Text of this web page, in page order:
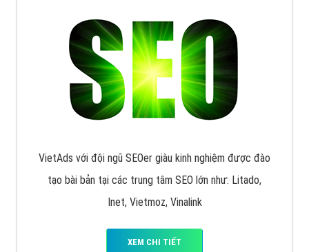
VietAds với đội ngũ SEOer giàu kinh nghiệm được đào
tạo bài bản tại các trung tâm SEO lớn như: Litado,
Inet, Vietmoz, Vinalink
XEM CHI TIẾT